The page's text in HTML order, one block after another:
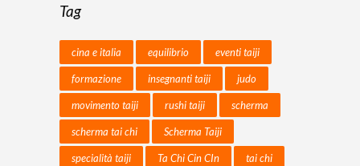
Tag
cina e italia equilibrio eventi taiji
formazione insegnanti taiji judo
movimento taiji rushi taiji scherma
scherma tai chi Scherma Taiji
specialità taiji Ta Chi Cin CIn tai chi